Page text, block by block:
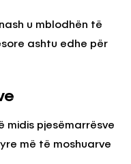
u mblodhën të
ashtu edhe për
midis pjesëmarrësve
më të moshuarve